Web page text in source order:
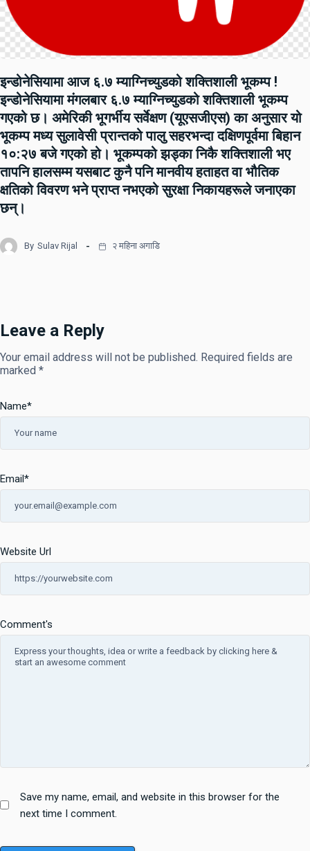
इन्डोनेसियामा आज ६.७ म्याग्निच्युडको शक्तिशाली भूकम्प !
इन्डोनेसियामा मंगलबार ६.७ म्याग्निच्युडको शक्तिशाली भूकम्प
गएको छ। अमेरिकी भूगर्भीय सर्वेक्षण (यूएसजीएस) का अनुसार यो
भूकम्प मध्य सुलावेसी प्रान्तको पालु सहरभन्दा दक्षिणपूर्वमा बिहान
१०:२७ बजे गएको हो। भूकम्पको झड्का निकै शक्तिशाली भए
तापनि हालसम्म यसबाट कुनै पनि मानवीय हताहत वा भौतिक
क्षतिको विवरण भने प्राप्त नभएको सुरक्षा निकायहरूले जनाएका
छन्।
By Sulav Rijal २ महिना अगाडि
Leave a Reply
Your email address will not be published. Required fields are
marked *
Comment's
Name*
Email*
Website Url
Save my name, email, and website in this browser for the
next time I comment.